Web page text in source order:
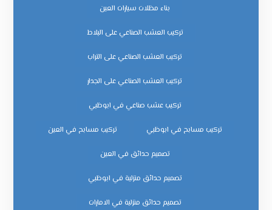
بناء مظلات سيارات العين
تركيب العشب الصناعي على البلاط
تركيب العشب الصناعي على التراب
تركيب العشب الصناعي على الجدار
تركيب عشب صناعي في ابوظبي
تركيب مسابح في ابوظبي تركيب مسابح في العين
تصميم حدائق في العين
تصميم حدائق منزلية في ابوظبي
تصميم حدائق منزلية في الامارات